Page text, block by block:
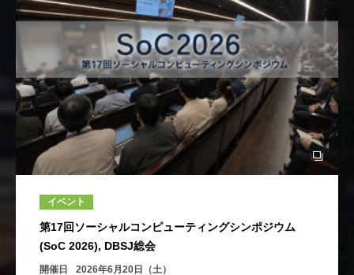
イベント
第17回ソーシャルコンピューティングシンポジウム
(SoC 2026), DBSJ総会
開催日 2026年6月20日（土）